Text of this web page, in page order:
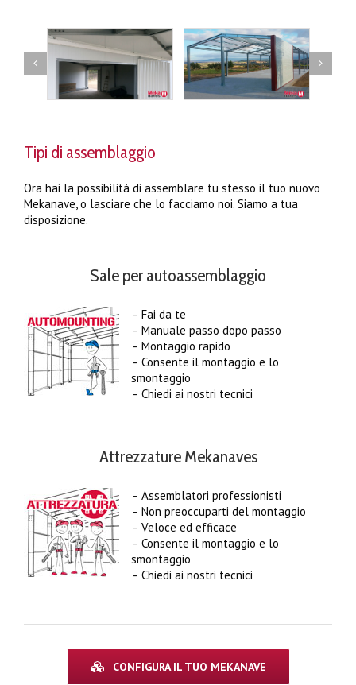
Tipi di assemblaggio
Ora hai la possibilità di assemblare tu stesso il tuo nuovo
Mekanave, o lasciare che lo facciamo noi. Siamo a tua
disposizione.
Sale per autoassemblaggio
– Fai da te
– Manuale passo dopo passo
– Montaggio rapido
– Consente il montaggio e lo
smontaggio
– Chiedi ai nostri tecnici
Attrezzature Mekanaves
– Assemblatori professionisti
– Non preoccuparti del montaggio
– Veloce ed efficace
– Consente il montaggio e lo
smontaggio
– Chiedi ai nostri tecnici
CONFIGURA IL TUO MEKANAVE